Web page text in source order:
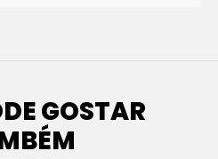
GOSTAR